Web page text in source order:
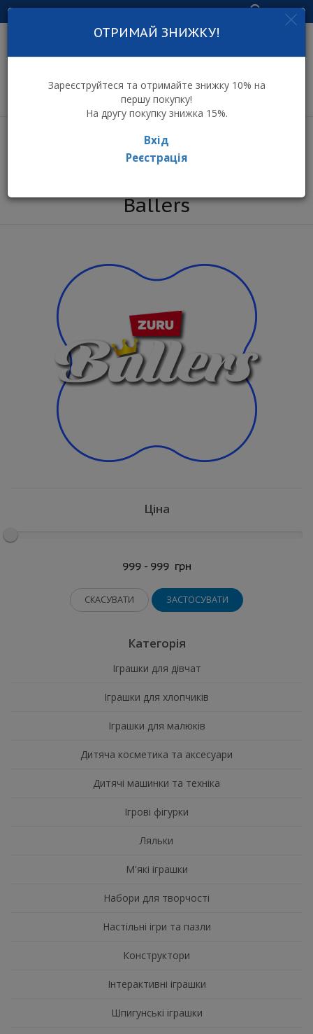
Увійти
інтернет-магазин
ОТРИМАЙ ЗНИЖКУ!
Зареєструйтеся та отримайте знижку 10% на
першу покупку!
На другу покупку знижка 15%.
Вхід
Реєстрація
Ballers
Ціна
999 - 999грн
СКАСУВАТИ ЗАСТОСУВАТИ
Категорія
Іграшки для дівчат
Іграшки для хлопчиків
Іграшки для малюків
Дитяча косметика та аксесуари
Дитячі машинки та техніка
Ігрові фігурки
Ляльки
М'які іграшки
Набори для творчості
Настільні ігри та пазли
Конструктори
Інтерактивні іграшки
Шпигунські іграшки